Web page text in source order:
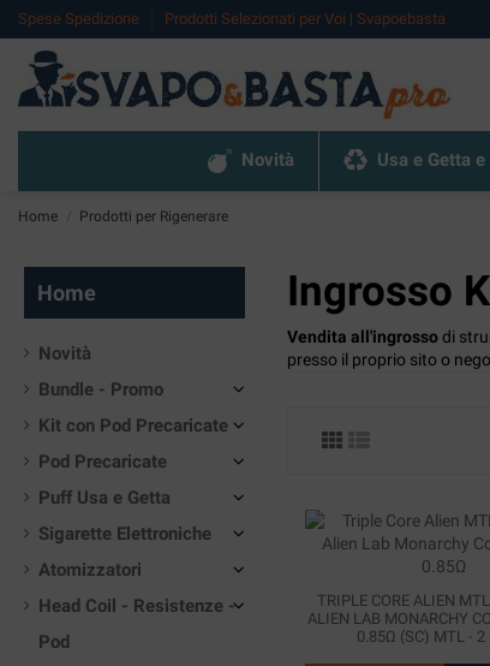
Spese Spedizione Prodotti Selezionati per Voi | Svapoebasta
Novità Usa e Getta e
Home Prodotti per Rigenerare
Ingrosso
Vendita all'ingrossodi
presso il proprio sito o
TRIPLE CORE ALIEN
ALIEN LAB MONARCHY
0.85Ω (SC) MTL - 2
Home
Novità
Bundle - Promo
Kit con Pod Precaricate
Pod Precaricate
Puff Usa e Getta
Sigarette Elettroniche
Atomizzatori
Head Coil - Resistenze -
Pod